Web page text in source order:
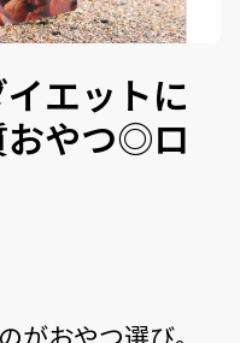
イエットに
おやつ◎ロ